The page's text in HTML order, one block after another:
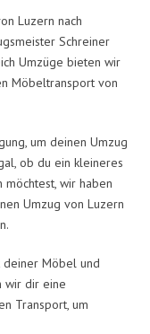
Luzern nach
Schreiner
Umzüge bieten wir
Möbeltransport von
um deinen Umzug
ob du ein kleineres
wir haben
Umzug von Luzern
Möbel und
wir dir eine
Transport, um